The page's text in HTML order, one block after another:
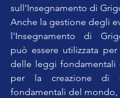
sull’Insegnamento di
Anche la gestione degli
l'Insegnamento di
può essere utilizzata
delle leggi
per la creazione di
fondamentali del mondo,